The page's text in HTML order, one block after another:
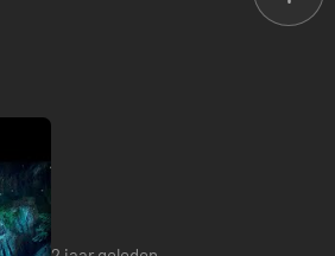
gevaarlijke wilde dieren ontdekken
van een epische soundtrack